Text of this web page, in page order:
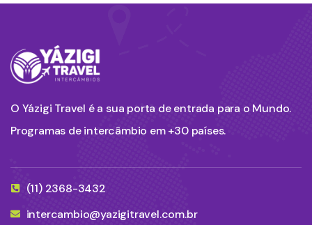
O Yázigi Travel é a sua porta de entrada para o Mundo.
Programas de intercâmbio em +30 países.
(11) 2368-3432
intercambio@yazigitravel.com.br